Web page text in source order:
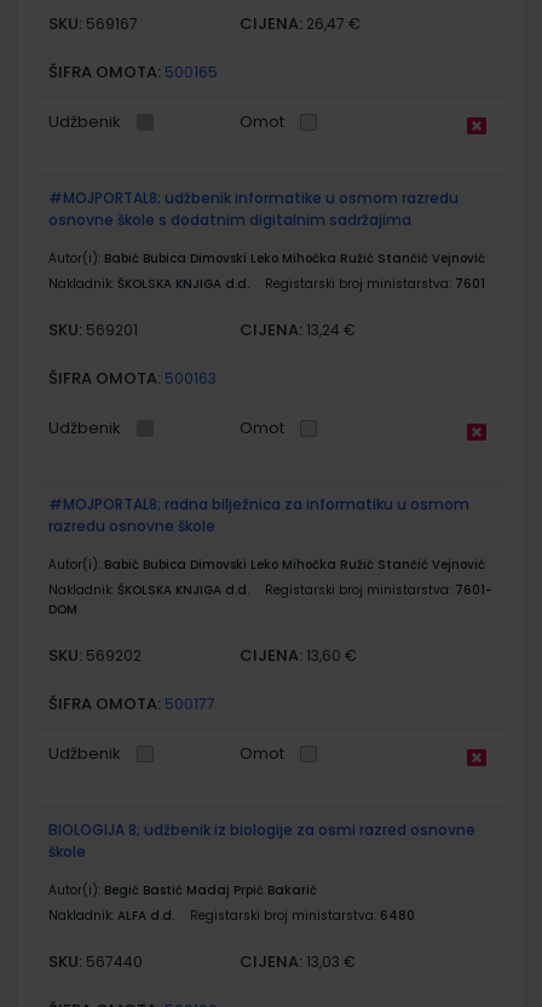
SKU: 569167 CIJENA: 26,47 €
ŠIFRA OMOTA: 500165
Udžbenik Omot
#MOJPORTAL8; udžbenik informatike u osmom razredu
osnovne škole s dodatnim digitalnim sadržajima
Autor(i): Babić Bubica Dimovski Leko Mihočka Ružić Stančić Vejnović
Nakladnik: ŠKOLSKA KNJIGA d.d. Registarski broj ministarstva: 7601
SKU: 569201 CIJENA: 13,24 €
ŠIFRA OMOTA: 500163
Udžbenik Omot
#MOJPORTAL8; radna bilježnica za informatiku u osmom
razredu osnovne škole
Autor(i): Babić Bubica Dimovski Leko Mihočka Ružić Stančić Vejnović
Nakladnik: ŠKOLSKA KNJIGA d.d. Registarski broj ministarstva: 7601-
DOM
SKU: 569202 CIJENA: 13,60 €
ŠIFRA OMOTA: 500177
Udžbenik Omot
BIOLOGIJA 8; udžbenik iz biologije za osmi razred osnovne
škole
Autor(i): Begić Bastić Madaj Prpić Bakarić
Nakladnik: ALFA d.d. Registarski broj ministarstva: 6480
SKU: 567440 CIJENA: 13,03 €